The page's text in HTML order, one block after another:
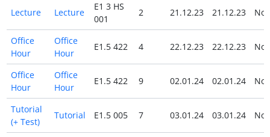
Lecture Lecture
E1 3 HS
001
2 21.12.23 21.12.23 No
Office
Hour
Office
Hour
E1.5 422 4 22.12.23 22.12.23 No
Office
Hour
Office
Hour
E1.5 422 9 02.01.24 02.01.24 No
Tutorial
(+ Test)
Tutorial E1.5 005 7 03.01.24 03.01.24 No